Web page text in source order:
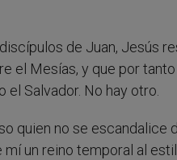
de Juan, Jesús
el Mesías, y que por
el Salvador. No hay otro.
quien no se
mí un reino temporal al